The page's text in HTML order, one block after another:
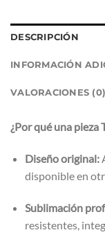
DESCRIPCIÓN
INFORMACIÓN
VALORACIONES (0)
¿Por qué una pieza
Diseño original:
disponible en
Sublimación
resistentes,